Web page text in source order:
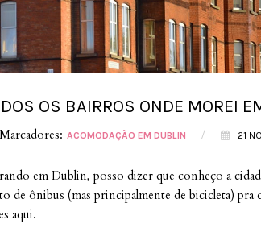
OS BAIRROS ONDE MOREI
Marcadores: ACOMODAÇÃO EM DUBLIN / 21
em Dublin, posso dizer que conheço a
de ônibus (mas principalmente de bicicleta)
aqui.